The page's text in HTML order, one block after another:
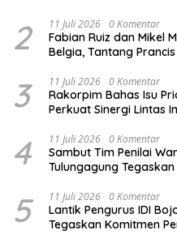
2 11 Juli 2026 0 Komentar
Fabian Ruiz dan Mikel
Belgia, Tantang
3 11 Juli 2026 0 Komentar
Rakorpim Bahas Isu
Perkuat Sinergi Lintas
4 11 Juli 2026 0 Komentar
Sambut Tim Penilai
Tulungagung
5 11 Juli 2026 0 Komentar
Lantik Pengurus IDI
Tegaskan Komitmen